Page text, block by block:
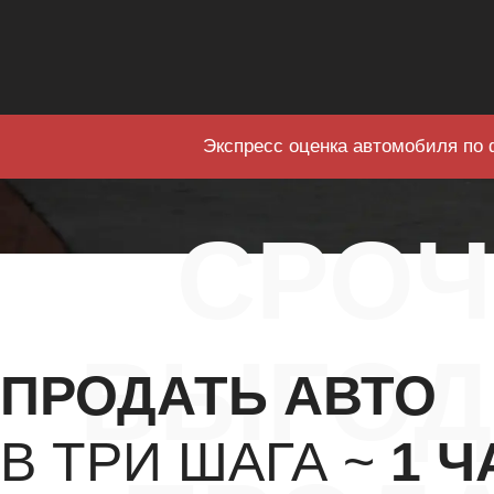
Экспресс оценка автомобиля
ПРОДАТЬ АВТО
В ТРИ ШАГА ~ 1